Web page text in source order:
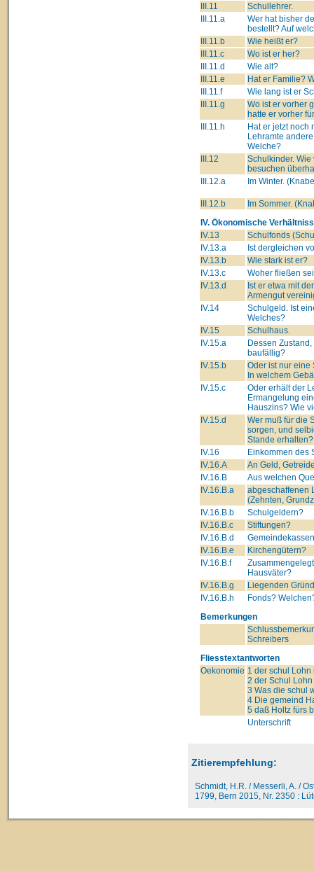
III.11
Schullehrer.
III.11.a
Wer hat bisher
bestellt? Auf
III.11.b
Wie heißt er?
III.11.c
Wo ist er her?
III.11.d
Wie alt?
III.11.e
Hat er Familie?
III.11.f
Wie lang ist er
III.11.g
Wo ist er vorher
hatte er vorher
III.11.h
Hat er jetzt noch
Lehramte
Welche?
III.12
Schulkinder.
besuchen
III.12.a
Im Winter.
III.12.b
Im Sommer.
IV. Ökonomische
IV.13
Schulfonds
IV.13.a
Ist dergleichen
IV.13.b
Wie stark ist er?
IV.13.c
Woher fließen
IV.13.d
Ist er etwa mit
Armengut
IV.14
Schulgeld. Ist
Welches?
IV.15
Schulhaus.
IV.15.a
Dessen
baufällig?
IV.15.b
Oder ist nur eine
In welchem
IV.15.c
Oder erhält der
Ermangelung
Hauszins? Wie
IV.15.d
Wer muß für die
sorgen, und
Stande erhalten?
IV.16
Einkommen des
IV.16.A
An Geld,
IV.16.B
Aus welchen
IV.16.B.a
abgeschaffenen
(Zehnten,
IV.16.B.b
Schulgeldern?
IV.16.B.c
Stiftungen?
IV.16.B.d
IV.16.B.e
Kirchengütern?
IV.16.B.f
Hausväter?
IV.16.B.g
Liegenden
IV.16.B.h
Fonds?
Bemerkungen
Schreibers
Fliesstextantworten
Oekonomie 1 der schul Lohn
2 der Schul
3 Was die schul
4 Die gemeind
5 daß Holtz fürs
Unterschrift
Zitierempfehlung:
Schmidt, H.R. / Messerli, A. /
1799, Bern 2015, Nr. 2350 :